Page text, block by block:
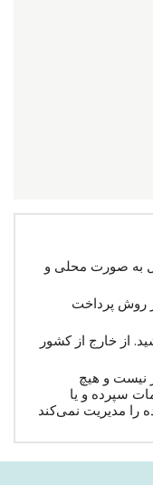
به صورت محلی و
روش پرداخت
از خارج از کشور
نیست و هیچ
سپرده و یا
را مدیریت نمی‌کند